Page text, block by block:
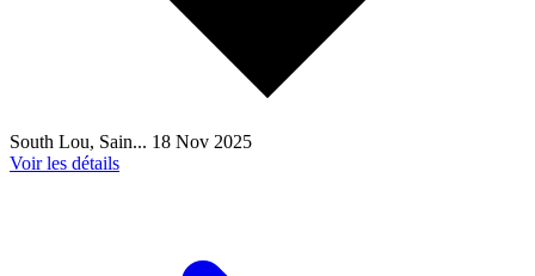
South Lou, Sain... 18 Nov 2025
Voir les détails